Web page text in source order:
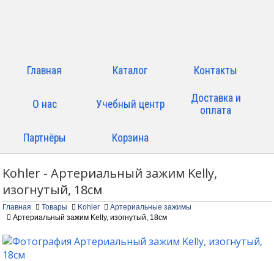
Главная Каталог Контакты
О нас Учебный центр
Доставка и
оплата
Партнёры Корзина
Kohler - Артериальный зажим Kelly,
изогнутый, 18см
Главная Товары Kohler
Артериальные зажимы
Артериальный зажим Kelly, изогнутый, 18см